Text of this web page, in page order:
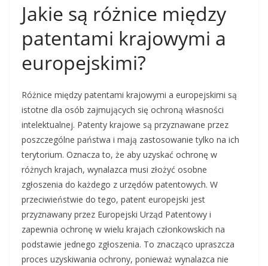
Jakie są różnice między
patentami krajowymi a
europejskimi?
Różnice między patentami krajowymi a europejskimi są
istotne dla osób zajmujących się ochroną własności
intelektualnej. Patenty krajowe są przyznawane przez
poszczególne państwa i mają zastosowanie tylko na ich
terytorium. Oznacza to, że aby uzyskać ochronę w
różnych krajach, wynalazca musi złożyć osobne
zgłoszenia do każdego z urzędów patentowych. W
przeciwieństwie do tego, patent europejski jest
przyznawany przez Europejski Urząd Patentowy i
zapewnia ochronę w wielu krajach członkowskich na
podstawie jednego zgłoszenia. To znacząco upraszcza
proces uzyskiwania ochrony, ponieważ wynalazca nie